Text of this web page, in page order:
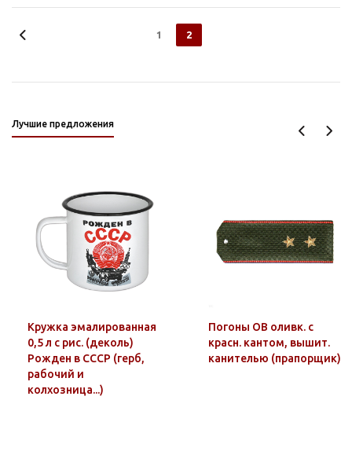
1 2
Лучшие предложения
Кружка эмалированная
0,5 л с рис. (деколь)
Рожден в СССР (герб,
рабочий и
колхозница...)
Погоны ОВ оливк. с
красн. кантом, вышит.
канителью (прапорщик)